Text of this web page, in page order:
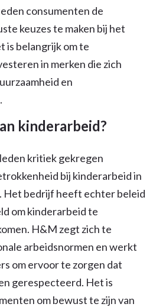
consumenten de
keuzes te maken bij het
is belangrijk om te
in merken die zich
en
kinderarbeid?
kritiek gekregen
bij kinderarbeid in
Het bedrijf heeft echter beleid
om kinderarbeid te
H&M zegt zich te
arbeidsnormen en werkt
om ervoor te zorgen dat
gerespecteerd. Het is
om bewust te zijn van